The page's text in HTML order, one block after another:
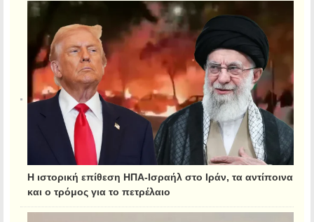
Η ιστορική επίθεση ΗΠΑ-Ισραήλ στο Ιράν, τα αντίποινα
και ο τρόμος για το πετρέλαιο